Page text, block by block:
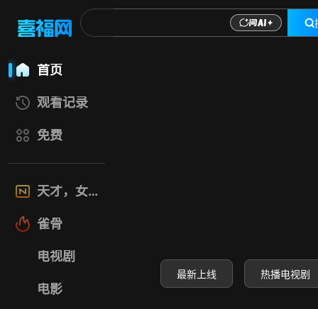
首页
观看记录
免费
天才，女友
雀骨
电视剧
电影
最新上线 热播电视剧